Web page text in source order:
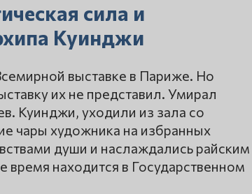
сила и
Куинджи
выставке в Париже. Но
их не представил. Умирал
Куинджи, уходили из зала со
чары художника на избранных
души и наслаждались райским
находится в Государственном